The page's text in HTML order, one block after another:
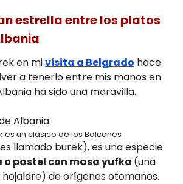
estrella entre los platos
en mivisita a Belgrado hace
a tenerlo entre mis manos en
ha sido una maravilla.
es un clásico de los Balcanes
llamado burek), es una especie
pastel con masa yufka (una
hojaldre) de orígenes otomanos.